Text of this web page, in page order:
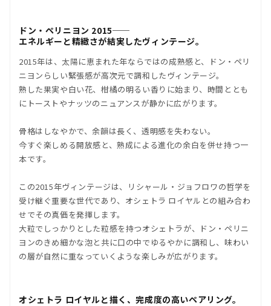
ドン・ペリニヨン 2015──
エネルギーと精緻さが結実したヴィンテージ。
2015年は、太陽に恵まれた年ならではの成熟感と、ドン・ペリ
ニヨンらしい緊張感が高次元で調和したヴィンテージ。
熟した果実や白い花、柑橘の明るい香りに始まり、時間ととも
にトーストやナッツのニュアンスが静かに広がります。
骨格はしなやかで、余韻は長く、透明感を失わない。
今すぐ楽しめる開放感と、熟成による進化の余白を併せ持つ一
本です。
この2015年ヴィンテージは、リシャール・ジョフロワの哲学を
受け継ぐ重要な世代であり、オシェトラ ロイヤルとの組み合わ
せでその真価を発揮します。
大粒でしっかりとした粒感を持つオシェトラが、ドン・ペリニ
ヨンのきめ細かな泡と共に口の中でゆるやかに調和し、味わい
の層が自然に重なっていくような楽しみが広がります。
オシェトラ ロイヤルと描く、完成度の高いペアリング。